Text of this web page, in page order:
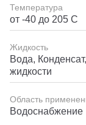
Температура
от -40 до 205 C
Жидкость
Вода,
жидкости
Область
Водоснабжение